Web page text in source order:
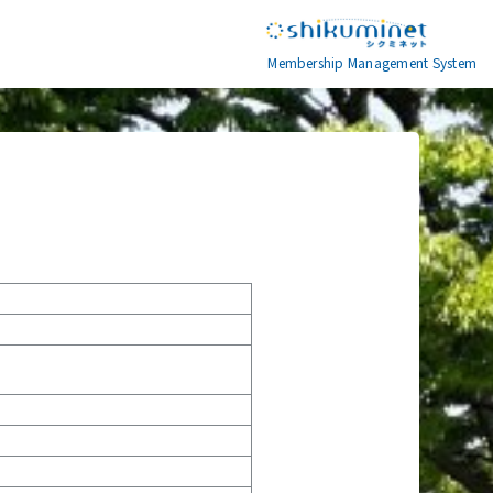
Membership Management System